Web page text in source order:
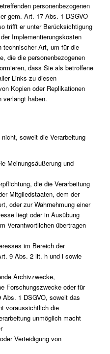
personenbezogenen
gem. Art. 17 Abs. 1 DSGVO
trifft er unter Berücksichtigung
Implementierungskosten
technischer Art, um für die
die die personenbezogenen
dass Sie als betroffene
Links zu diesen
Kopien oder Replikationen
verlangt haben.
soweit die Verarbeitung
Meinungsäußerung und
die die Verarbeitung
Mitgliedstaaten, dem der
oder zur Wahrnehmung einer
liegt oder in Ausübung
Verantwortlichen übertragen
im Bereich der
9 Abs. 2 lit. h und i sowie
Archivzwecke,
Forschungszwecke oder für
1 DSGVO, soweit das
voraussichtlich die
unmöglich macht
Verteidigung von